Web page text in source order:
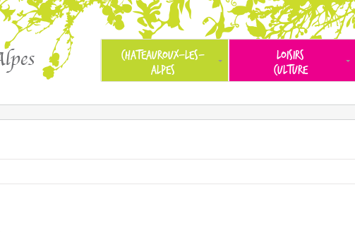
CHATEAUROUX-LES-
ALPES
LOISIRS
CULTURE